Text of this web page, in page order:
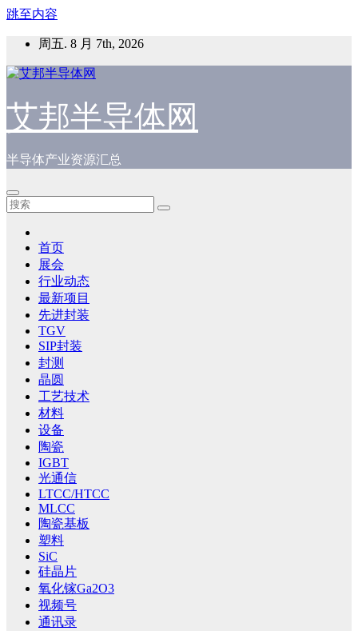
跳至内容
周五. 8 月 7th, 2026
艾邦半导体网
半导体产业资源汇总
首页
展会
行业动态
最新项目
先进封装
TGV
SIP封装
封测
晶圆
工艺技术
材料
设备
陶瓷
IGBT
光通信
LTCC/HTCC
MLCC
陶瓷基板
塑料
SiC
硅晶片
氧化镓Ga2O3
视频号
通讯录